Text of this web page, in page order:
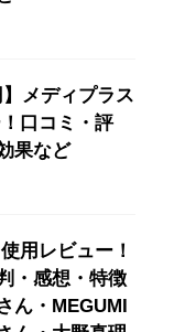
】メディプラス
口コミ・評
果など
用レビュー！
・感想・特徴
ん・MEGUMI